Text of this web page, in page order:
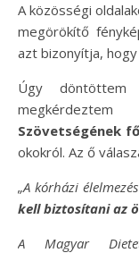
A közösségi
megörökítő
azt bizonyítja,
Úgy döntöttem
Szövetségének
okokról. Az ő
„A kórházi
kell biztosítani az
A Magyar